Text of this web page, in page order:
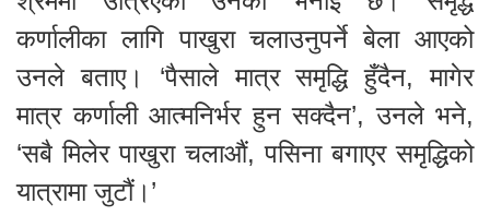
कर्णालीका लागि पाखुरा चलाउनुपर्ने बेला आएको
उनले बताए। ‘पैसाले मात्र समृद्धि हुँदैन, मागेर
मात्र कर्णाली आत्मनिर्भर हुन सक्दैन’, उनले भने,
‘सबै मिलेर पाखुरा चलाऔं, पसिना बगाएर समृद्धिको
यात्रामा जुटौं।’